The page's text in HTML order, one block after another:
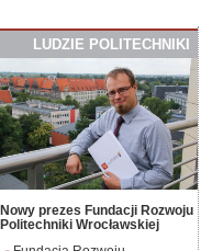
LUDZIE POLITECHNIKI
Nowy prezes Fundacji Rozwoju
Politechniki Wrocławskiej